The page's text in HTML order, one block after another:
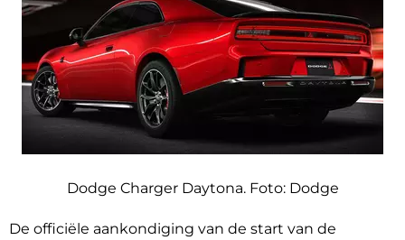
Dodge Charger Daytona. Foto: Dodge
De officiële aankondiging van de start van de